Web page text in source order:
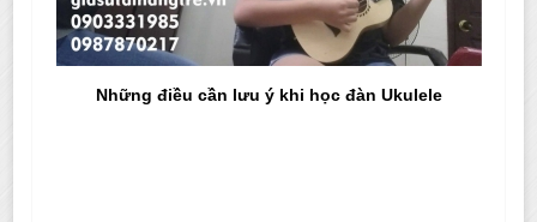
Những điều cần lưu ý khi học đàn Ukulele